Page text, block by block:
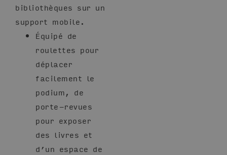
bibliothèques sur un
support mobile.
Équipé de
roulettes pour
déplacer
facilement le
podium, de
porte-revues
pour exposer
des livres et
d’un espace de